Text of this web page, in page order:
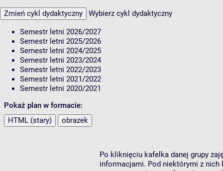
Zmień cykl dydaktyczny Wybierz cykl dydaktyczny
Semestr letni 2026/2027
Semestr letni 2025/2026
Semestr letni 2024/2025
Semestr letni 2023/2024
Semestr letni 2022/2023
Semestr letni 2021/2022
Semestr letni 2020/2021
Pokaż plan w formacie:
HTML (stary)
obrazek
Po kliknięciu kafelka danej grupy
informacjami. Pod niektórymi z nich